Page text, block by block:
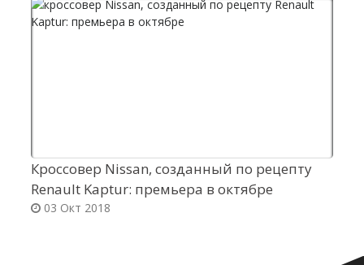
Кроссовер Nissan, созданный по рецепту
Renault Kaptur: премьера в октябре
03 Окт 2018